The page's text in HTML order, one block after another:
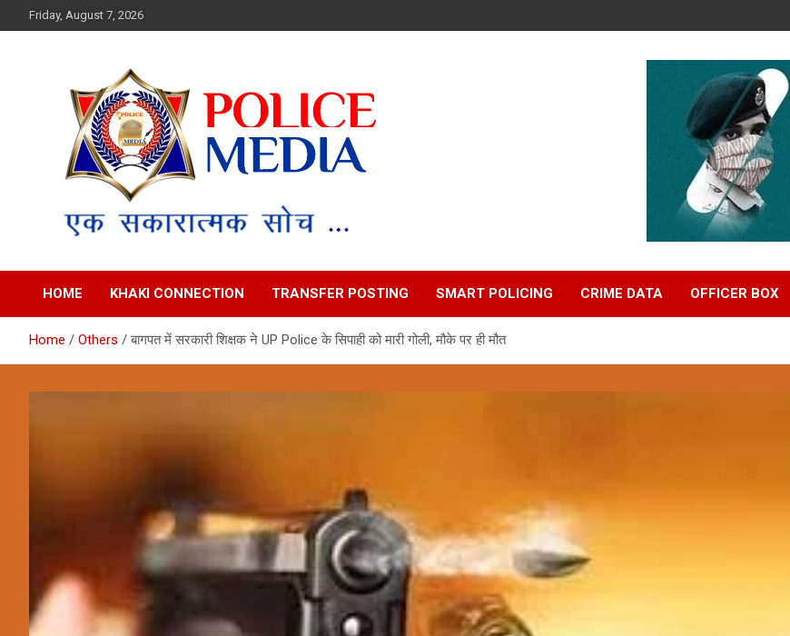
to
Friday, August 7, 2026
Police Media News
HOME KHAKI CONNECTION TRANSFER POSTING SMART POLICING CRIME DATA OFFICER BOX
Home Others बागपत में सरकारी शिक्षक ने UP Police के सिपाही को मारी गोली, मौके पर ही मौत